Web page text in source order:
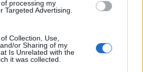
processing my
Targeted Advertising.
Collection, Use,
or Sharing of my
Is Unrelated with the
it was collected.
Idolo
Notizie Assurde